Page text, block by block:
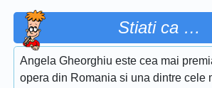
Stiati ca …
Angela Gheorghiu este cea mai
opera din Romania si una dintre cele